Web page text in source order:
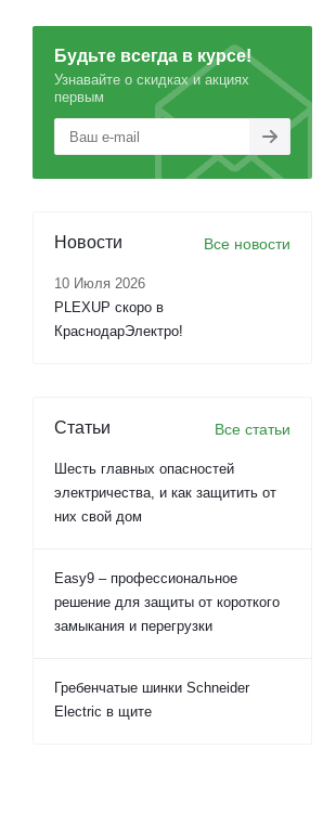
Будьте всегда в курсе!
Узнавайте о скидках и акциях
первым
Новости Все новости
10 Июля 2026
PLEXUP скоро в
КраснодарЭлектро!
Статьи Все статьи
Шесть главных опасностей
электричества, и как защитить от
них свой дом
Easy9 – профессиональное
решение для защиты от короткого
замыкания и перегрузки
Гребенчатые шинки Schneider
Electric в щите